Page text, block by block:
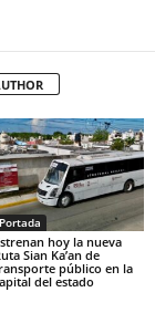
Portada
hoy la nueva
Sian Ka’an de
público en la
del estado